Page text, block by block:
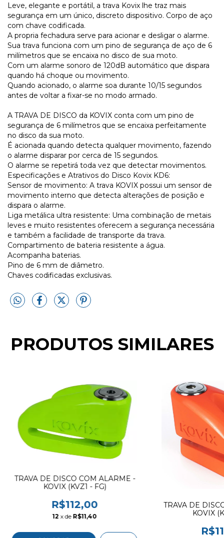
Leve, elegante e portátil, a trava Kovix lhe traz mais
segurança em um único, discreto dispositivo. Corpo de aço
com chave codificada.
A propria fechadura serve para acionar e desligar o alarme.
Sua trava funciona com um pino de segurança de aço de 6
milímetros que se encaixa no disco de sua moto.
Com um alarme sonoro de 120dB automático que dispara
quando há choque ou movimento.
Quando acionado, o alarme soa durante 10/15 segundos
antes de voltar a fixar-se no modo armado.
A TRAVA DE DISCO da KOVIX conta com um pino de
segurança de 6 milímetros que se encaixa perfeitamente
no disco da sua moto.
É acionada quando detecta qualquer movimento, fazendo
o alarme disparar por cerca de 15 segundos.
O alarme se repetirá toda vez que detectar movimentos.
Especificações e Atrativos do Disco Kovix KD6:
Sensor de movimento: A trava KOVIX possui um sensor de
movimento interno que detecta alterações de posição e
dispara o alarme.
Liga metálica ultra resistente: Uma combinação de metais
leves e muito resistentes oferecem a segurança necessária
e também a facilidade de transporte da trava.
Compartimento de bateria resistente a água.
Acompanha baterias.
Pino de 6 mm de diâmetro.
Chaves codificadas exclusivas.
PRODUTOS SIMILARES
TRAVA DE DISCO COM ALARME -
KOVIX (KVZ1 - FG)
R$112,00
12 x de R$11,40
TRAVA DE
KOVIX